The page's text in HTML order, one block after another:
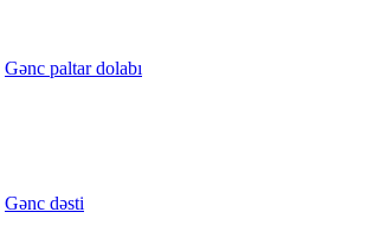
Gənc paltar dolabı
Gənc dəsti